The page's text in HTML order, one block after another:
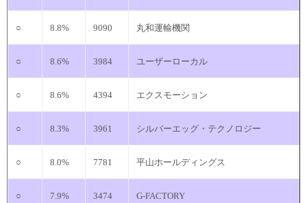
○ 8.8% 9090 丸和運輸機関
○ 8.6% 3984 ユーザーローカル
○ 8.6% 4394 エクスモーション
○ 8.3% 3961 シルバーエッグ・テクノロジー
○ 8.0% 7781 平山ホールディングス
○ 7.9% 3474 G-FACTORY